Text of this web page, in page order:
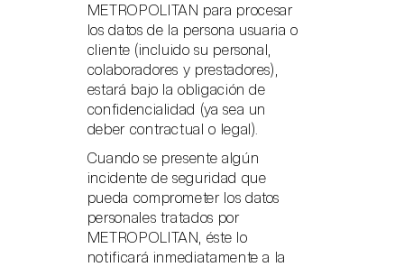
METROPOLITAN para procesar
los datos de la persona usuaria o
cliente (incluido su personal,
colaboradores y prestadores),
estará bajo la obligación de
confidencialidad (ya sea un
deber contractual o legal).
Cuando se presente algún
incidente de seguridad que
pueda comprometer los datos
personales tratados por
METROPOLITAN, éste lo
notificará inmediatamente a la